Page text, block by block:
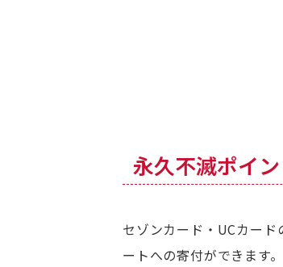
永久不滅ポイ
セゾンカード・UCカー
ートへの寄付ができます。